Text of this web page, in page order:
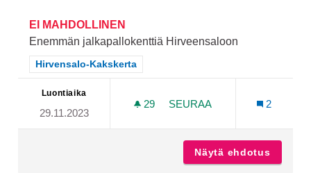
EI MAHDOLLINEN
Enemmän jalkapallokenttiä Hirveensaloon
Rajaa tulokset teeman mukaan: Hirvensalo-Kakskerta
Hirvensalo-Kakskerta
Luontiaika
29.11.2023
29 29 SEURAAJAA
SEURAA
2
Näytä ehdotus